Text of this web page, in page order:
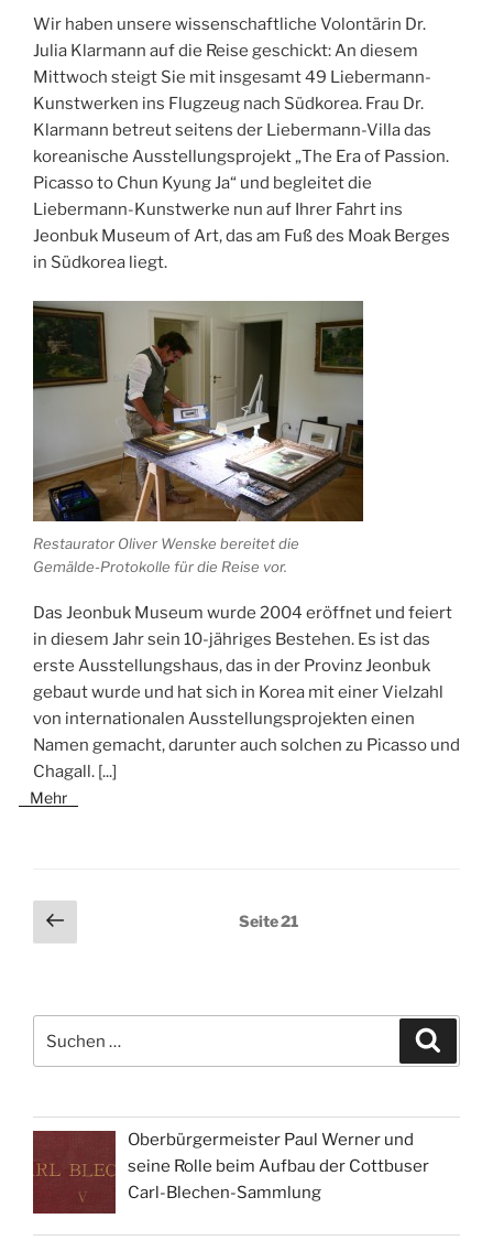
Wir haben unsere wissenschaftliche Volontärin Dr.
Julia Klarmann auf die Reise geschickt: An diesem
Mittwoch steigt Sie mit insgesamt 49 Liebermann-
Kunstwerken ins Flugzeug nach Südkorea. Frau Dr.
Klarmann betreut seitens der Liebermann-Villa das
koreanische Ausstellungsprojekt „The Era of Passion.
Picasso to Chun Kyung Ja“ und begleitet die
Liebermann-Kunstwerke nun auf Ihrer Fahrt ins
Jeonbuk Museum of Art, das am Fuß des Moak Berges
in Südkorea liegt.
Restaurator Oliver Wenske bereitet die
Gemälde-Protokolle für die Reise vor.
Das Jeonbuk Museum wurde 2004 eröffnet und feiert
in diesem Jahr sein 10-jähriges Bestehen. Es ist das
erste Ausstellungshaus, das in der Provinz Jeonbuk
gebaut wurde und hat sich in Korea mit einer Vielzahl
von internationalen Ausstellungsprojekten einen
Namen gemacht, darunter auch solchen zu Picasso und
Chagall. [...]
Mehr
Seitennummerierung
der
Vorherige
Seite
Seite21
nach:
Oberbürgermeister Paul Werner und
seine Rolle beim Aufbau der Cottbuser
Carl-Blechen-Sammlung